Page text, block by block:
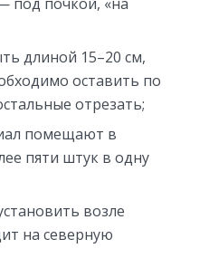
длиной 15–20 см,
оставить по
отрезать;
помещают в
пяти штук в одну
возле
на северную